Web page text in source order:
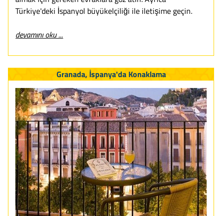
Türkiye'deki İspanyol büyükelçiliği ile iletişime geçin.
devamını oku ...
Granada, İspanya'da Konaklama